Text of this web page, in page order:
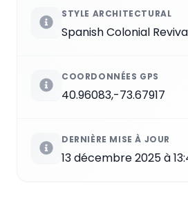
STYLE ARCHITECTURAL
Spanish Colonial
COORDONNÉES GPS
40.96083,-73.67917
DERNIÈRE MISE À JOUR
13 décembre 2025 à